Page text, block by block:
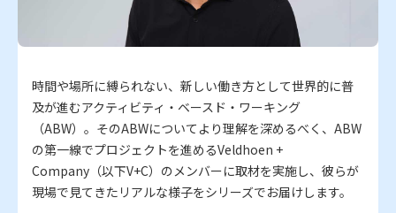
時間や場所に縛られない、新しい働き方として世界的に普
及が進むアクティビティ・ベースド・ワーキング
（ABW）。そのABWについてより理解を深めるべく、ABW
の第一線でプロジェクトを進めるVeldhoen +
Company（以下V+C）のメンバーに取材を実施し、彼らが
現場で見てきたリアルな様子をシリーズでお届けします。